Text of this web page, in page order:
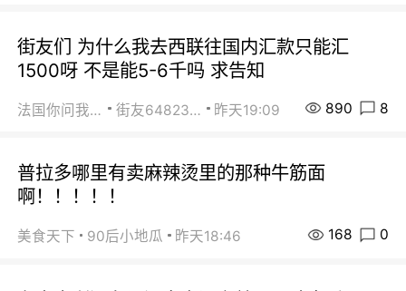
街友们 为什么我去西联往国内汇款只能汇
1500呀 不是能5-6千吗 求告知
法国你问我答 街友64823891 昨天19:09 890 8
普拉多哪里有卖麻辣烫里的那种牛筋面
啊！！！！！
美食天下 90后小地瓜 昨天18:46 168 0